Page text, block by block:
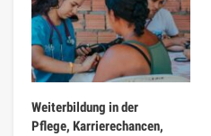
Weiterbildung in der
Pflege, Karrierechancen,